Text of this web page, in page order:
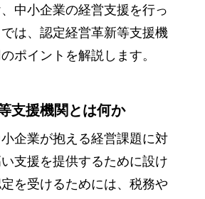
中小企業の経営支援を行っ
は、認定経営革新等支援機
ポイントを解説します。
支援機関とは何か
企業が抱える経営課題に対
支援を提供するために設け
を受けるためには、税務や